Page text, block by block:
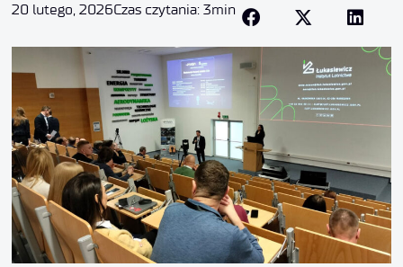
20 lutego, 2026Czas czytania: 3min